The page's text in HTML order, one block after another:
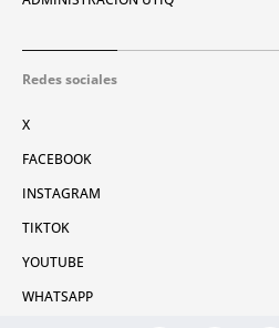
Redes sociales
X
FACEBOOK
INSTAGRAM
TIKTOK
YOUTUBE
WHATSAPP